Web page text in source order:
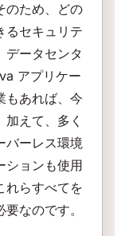
のため、どの
るセキュリテ
データセンタ
アプリケー
もあれば、今
えて、多く
バーレス環境
ションも使用
れらすべてを
なのです。